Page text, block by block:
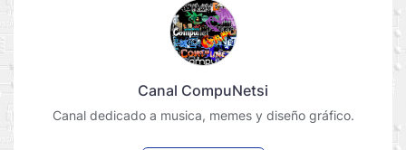
Canal CompuNetsi
Canal dedicado a musica, memes y diseño gráfico.